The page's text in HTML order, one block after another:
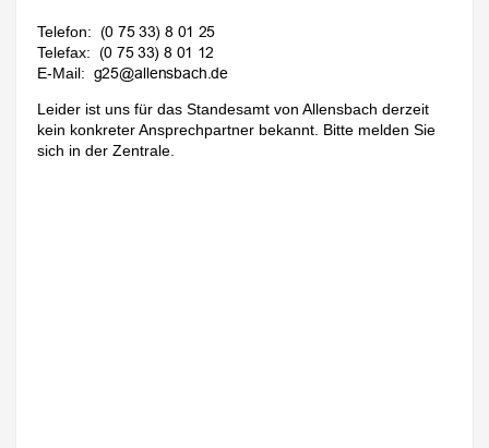
Telefon:
Telefax:
E-Mail:
Leider ist uns für das Standesamt von Allensbach derzeit
kein konkreter Ansprechpartner bekannt. Bitte melden Sie
sich in der Zentrale.